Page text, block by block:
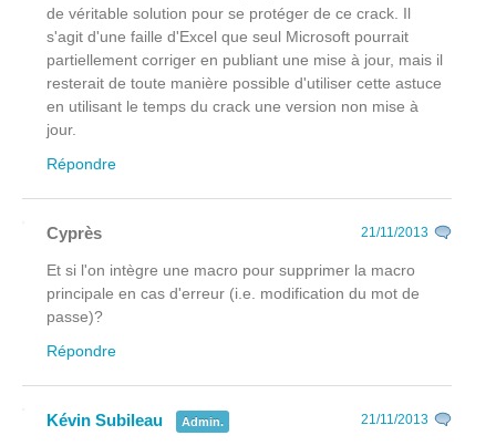
de véritable solution pour se protéger de ce crack. Il
s'agit d'une faille d'Excel que seul Microsoft pourrait
partiellement corriger en publiant une mise à jour, mais il
resterait de toute manière possible d'utiliser cette astuce
en utilisant le temps du crack une version non mise à
jour.
Répondre
Cyprès 21/11/2013
Et si l'on intègre une macro pour supprimer la macro
principale en cas d'erreur (i.e. modification du mot de
passe)?
Répondre
Kévin Subileau Admin. 21/11/2013